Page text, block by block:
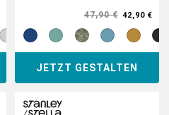
47,90 € 42,90 €
JETZT GESTALTEN